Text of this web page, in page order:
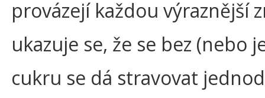
provázejí každou výraznější
ukazuje se, že se bez
cukru se dá stravovat